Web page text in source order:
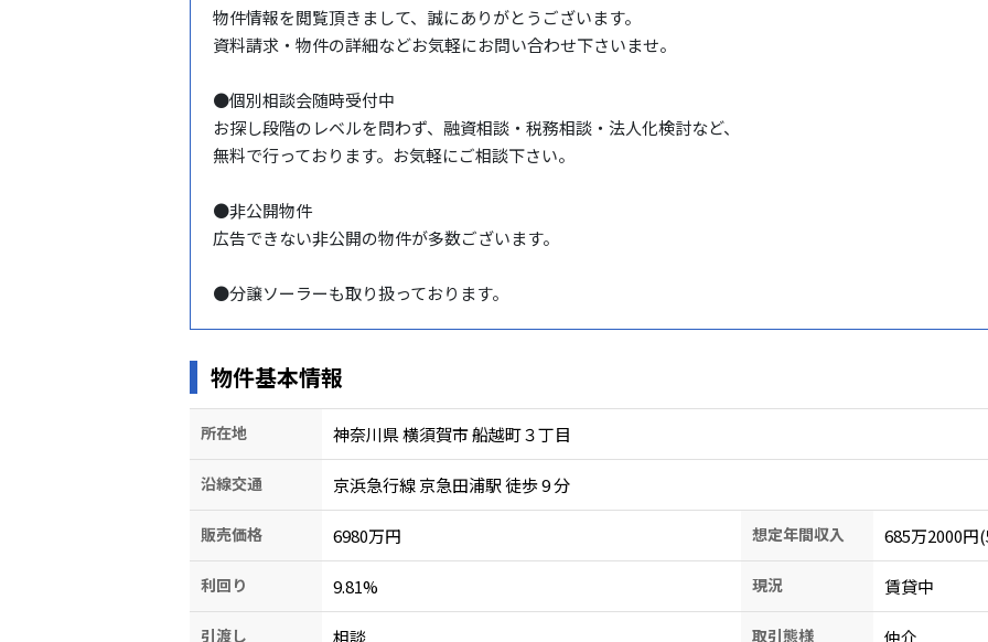
物件情報を閲覧頂きまして、誠にありがとうございます。
資料請求・物件の詳細などお気軽にお問い合わせ下さいませ。
●個別相談会随時受付中
お探し段階のレベルを問わず、融資相談・税務相談・法人化検討など、
無料で行っております。お気軽にご相談下さい。
●非公開物件
広告できない非公開の物件が多数ございます。
●分譲ソーラーも取り扱っております。
物件基本情報
所在地 神奈川県 横須賀市 船越町３丁目
沿線交通 京浜急行線 京急田浦駅 徒歩 9分
販売価格 6980万円 想定年間収入 685万2000円
利回り 9.81% 現況 賃貸中
引渡し 相談 取引態様 仲介